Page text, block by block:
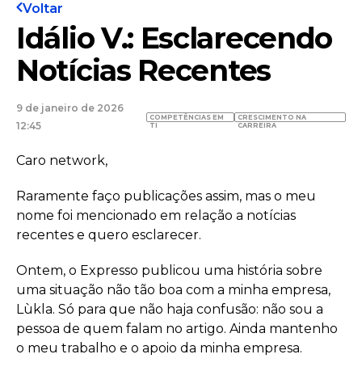
Voltar
Idálio V.: Esclarecendo
Notícias Recentes
9 de janeiro de 2026
12:45
COMPETÊNCIAS EM
TI
CRESCIMENTO NA
CARREIRA
Caro network,
Raramente faço publicações assim, mas o meu
nome foi mencionado em relação a notícias
recentes e quero esclarecer.
Ontem, o Expresso publicou uma história sobre
uma situação não tão boa com a minha empresa,
Lùkla. Só para que não haja confusão: não sou a
pessoa de quem falam no artigo. Ainda mantenho
o meu trabalho e o apoio da minha empresa.